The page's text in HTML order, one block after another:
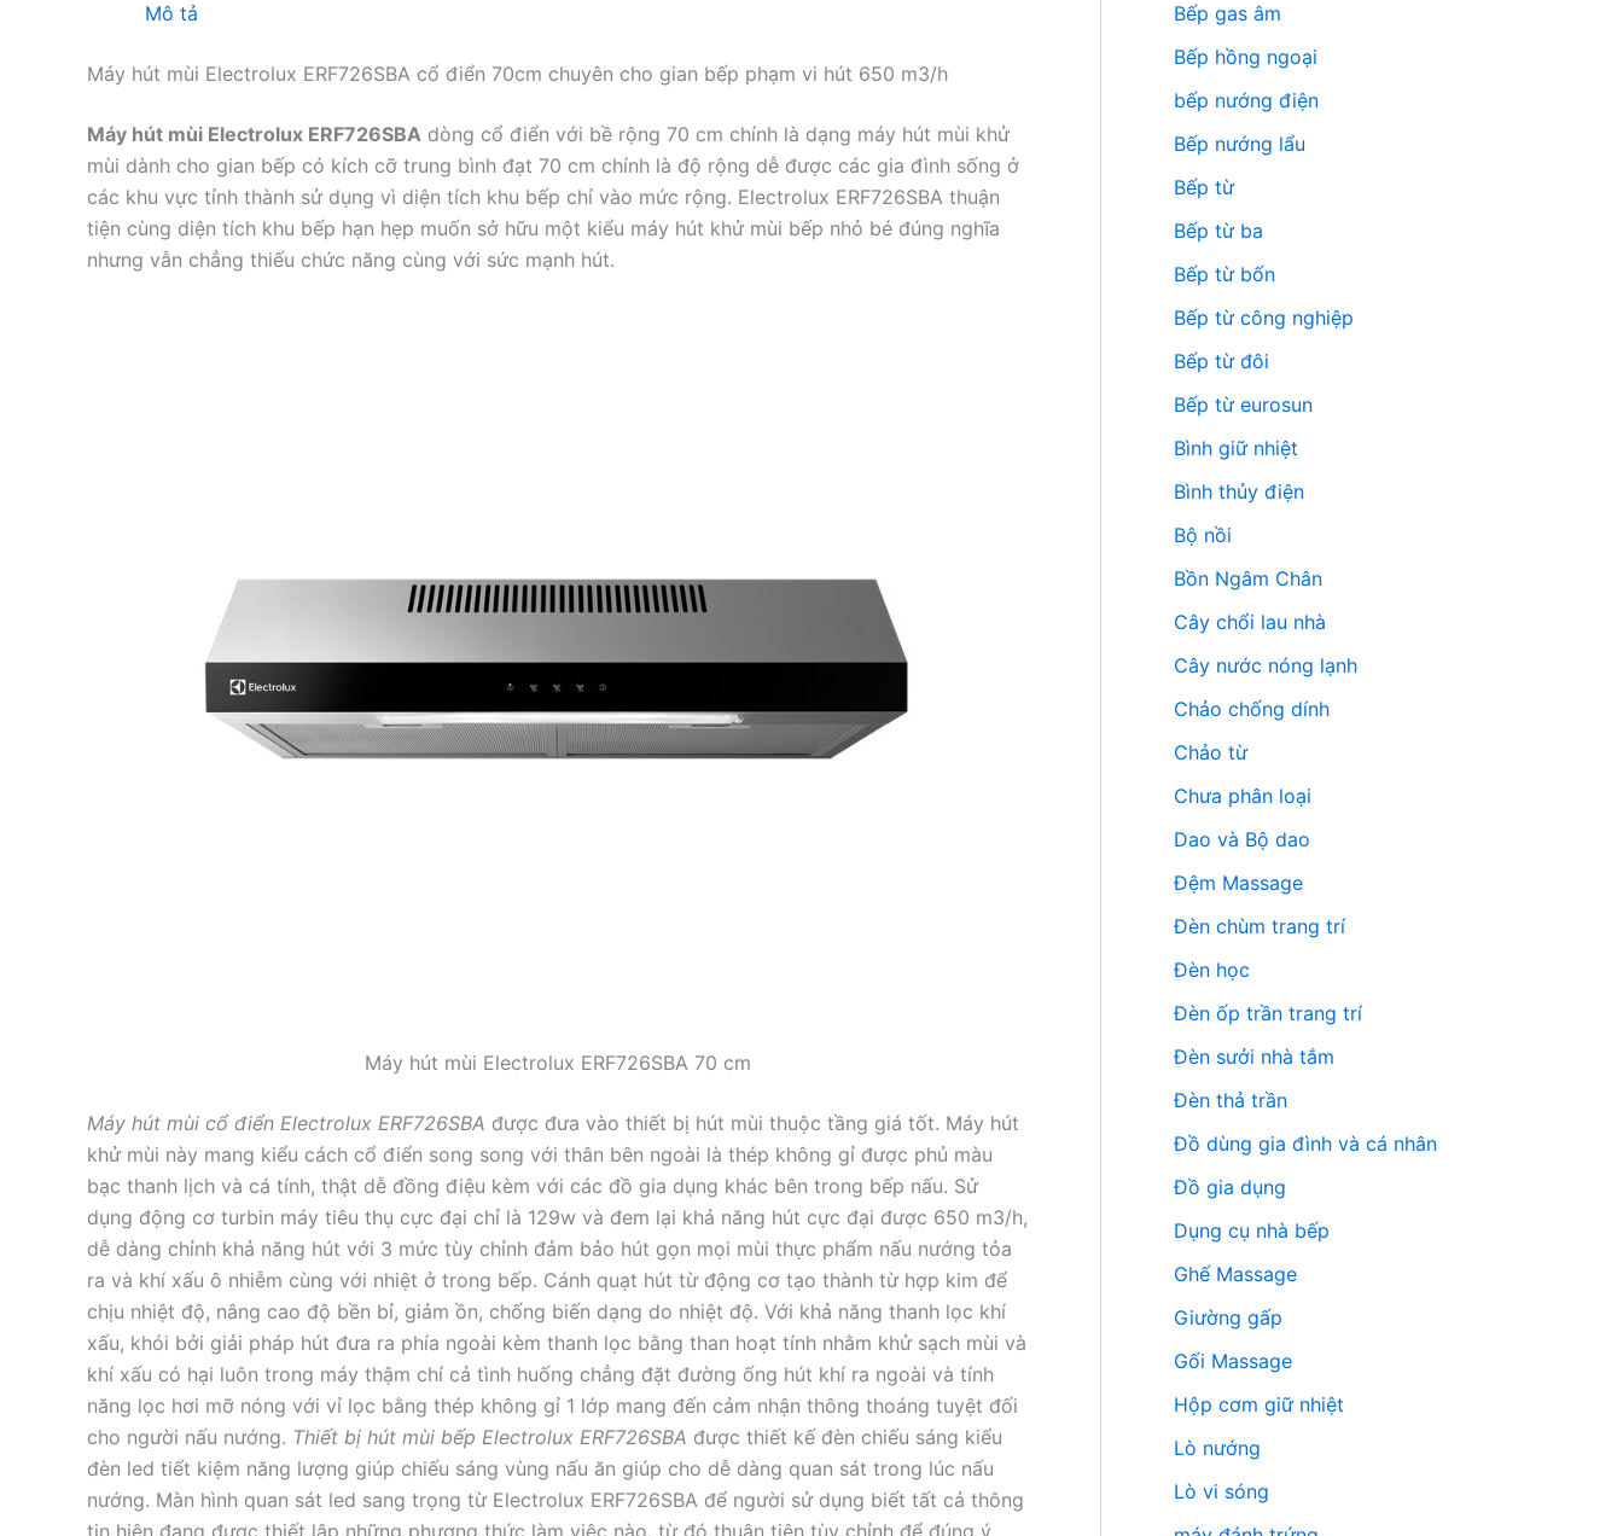
Mô tả
Máy hút mùi Electrolux ERF726SBA cổ điển 70cm chuyên cho gian bếp phạm vi hút 650 m3/h
Máy hút mùi Electrolux ERF726SBA dòng cổ điển với bề rộng 70 cm chính là dạng máy hút mùi khử
mùi dành cho gian bếp có kích cỡ trung bình đạt 70 cm chính là độ rộng dễ được các gia đình sống ở
các khu vực tỉnh thành sử dụng vì diện tích khu bếp chỉ vào mức rộng. Electrolux ERF726SBA thuận
tiện cùng diện tích khu bếp hạn hẹp muốn sở hữu một kiểu máy hút khử mùi bếp nhỏ bé đúng nghĩa
nhưng vẫn chẳng thiếu chức năng cùng với sức mạnh hút.
Máy hút mùi Electrolux ERF726SBA 70 cm
Máy hút mùi cổ điển Electrolux ERF726SBA được đưa vào thiết bị hút mùi thuộc tầng giá tốt. Máy hút
khử mùi này mang kiểu cách cổ điển song song với thân bên ngoài là thép không gỉ được phủ màu
bạc thanh lịch và cá tính, thật dễ đồng điệu kèm với các đồ gia dụng khác bên trong bếp nấu. Sử
dụng động cơ turbin máy tiêu thụ cực đại chỉ là 129w và đem lại khả năng hút cực đại được 650 m3/h,
dễ dàng chỉnh khả năng hút với 3 mức tùy chỉnh đảm bảo hút gọn mọi mùi thực phẩm nấu nướng tỏa
ra và khí xấu ô nhiễm cùng với nhiệt ở trong bếp. Cánh quạt hút từ động cơ tạo thành từ hợp kim để
chịu nhiệt độ, nâng cao độ bền bỉ, giảm ồn, chống biến dạng do nhiệt độ. Với khả năng thanh lọc khí
xấu, khói bởi giải pháp hút đưa ra phía ngoài kèm thanh lọc bằng than hoạt tính nhằm khử sạch mùi và
khí xấu có hại luôn trong máy thậm chí cả tình huống chẳng đặt đường ống hút khí ra ngoài và tính
năng lọc hơi mỡ nóng với vỉ lọc bằng thép không gỉ 1 lớp mang đến cảm nhận thông thoáng tuyệt đối
cho người nấu nướng. Thiết bị hút mùi bếp Electrolux ERF726SBA được thiết kế đèn chiếu sáng kiểu
đèn led tiết kiệm năng lượng giúp chiếu sáng vùng nấu ăn giúp cho dễ dàng quan sát trong lúc nấu
nướng. Màn hình quan sát led sang trọng từ Electrolux ERF726SBA để người sử dụng biết tất cả thông
tin hiện đang được thiết lập những phương thức làm việc nào, từ đó thuận tiện tùy chỉnh để đúng ý
Bếp gas âm
Bếp hồng ngoại
bếp nướng điện
Bếp nướng lẩu
Bếp từ
Bếp từ ba
Bếp từ bốn
Bếp từ công nghiệp
Bếp từ đôi
Bếp từ eurosun
Bình giữ nhiệt
Bình thủy điện
Bộ nồi
Bồn Ngâm Chân
Cây chổi lau nhà
Cây nước nóng lạnh
Chảo chống dính
Chảo từ
Chưa phân loại
Dao và Bộ dao
Đệm Massage
Đèn chùm trang trí
Đèn học
Đèn ốp trần trang trí
Đèn sưởi nhà tắm
Đèn thả trần
Đồ dùng gia đình và cá nhân
Đồ gia dụng
Dụng cụ nhà bếp
Ghế Massage
Giường gấp
Gối Massage
Hộp cơm giữ nhiệt
Lò nướng
Lò vi sóng